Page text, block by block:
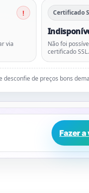
via
Certificado
Não foi
certificado SSL.
desconfie de preços bons
Fazer